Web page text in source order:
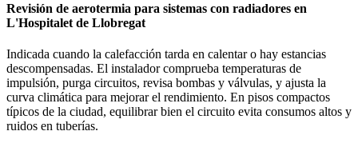
Revisión de aerotermia para sistemas con radiadores en
L'Hospitalet de Llobregat
Indicada cuando la calefacción tarda en calentar o hay estancias
descompensadas. El instalador comprueba temperaturas de
impulsión, purga circuitos, revisa bombas y válvulas, y ajusta la
curva climática para mejorar el rendimiento. En pisos compactos
típicos de la ciudad, equilibrar bien el circuito evita consumos altos y
ruidos en tuberías.